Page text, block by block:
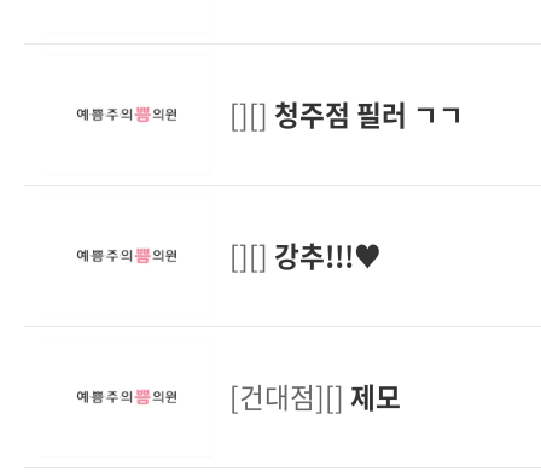
[][] 청주점 필러 ㄱㄱ
[][] 강추!!!♥
[건대점][] 제모